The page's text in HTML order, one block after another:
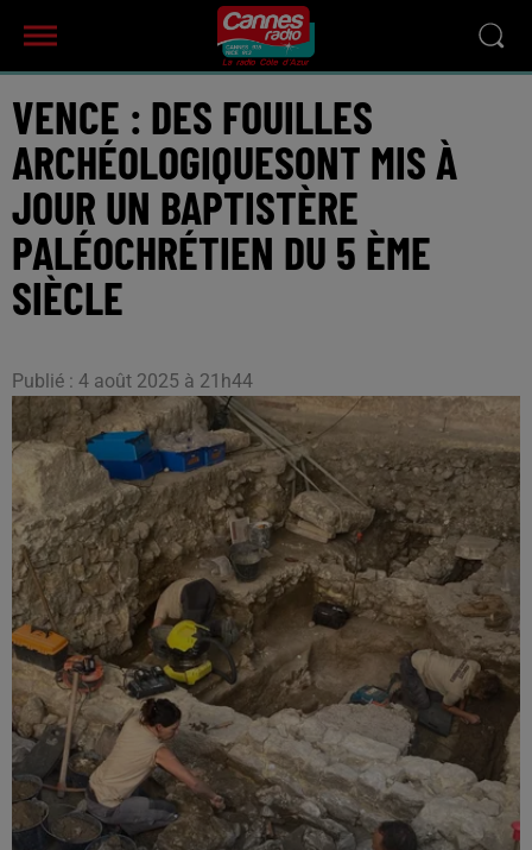
VENCE : DES FOUILLES
ARCHÉOLOGIQUESONT MIS À
JOUR UN BAPTISTÈRE
PALÉOCHRÉTIEN DU 5 ÈME
SIÈCLE
Publié : 4 août 2025 à 21h44